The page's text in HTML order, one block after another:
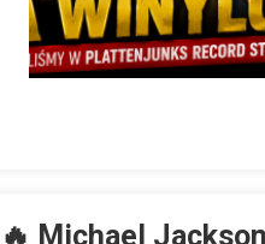
🔥 Michael